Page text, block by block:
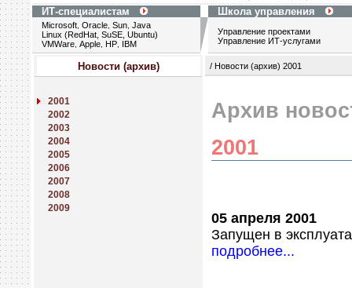
ИТ-специалистам Школа управления
Microsoft Oracle Sun Java
Linux (RedHat, SuSE, Ubuntu)
VMWare Apple HP IBM
Управление проектами
Управление ИТ-услугами
Новости (архив)
2001
2002
2003
2004
2005
2006
2007
2008
2009
/ Новости (архив) 2001
Архив
2001
05 апреля 2001
Запущен в
подробнее...